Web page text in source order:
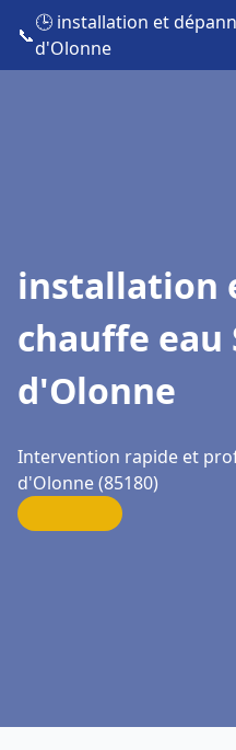
📞
🕒 installation et
d'Olonne
installation
chauffe eau
d'Olonne
Intervention rapide et
d'Olonne (85180)